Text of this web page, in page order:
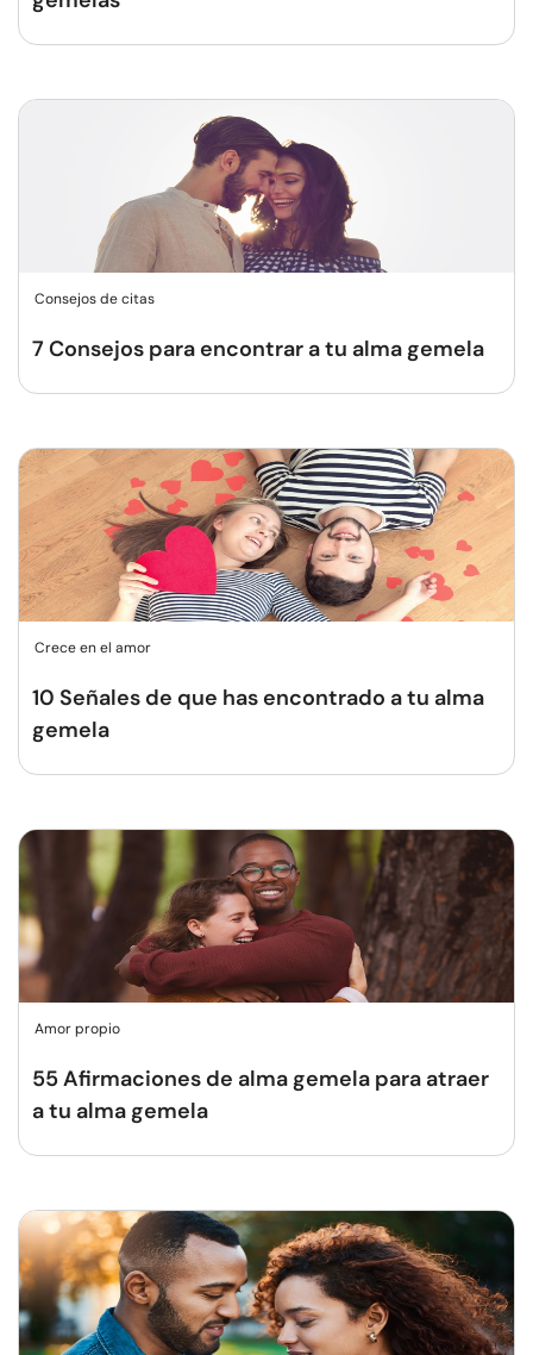
Consejos de citas
7 Consejos para encontrar a tu alma gemela
Crece en el amor
10 Señales de que has encontrado a tu alma
gemela
Amor propio
55 Afirmaciones de alma gemela para atraer
a tu alma gemela